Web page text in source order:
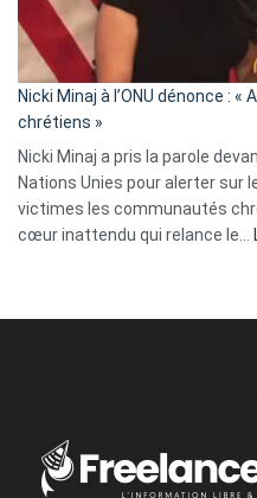
Nicki Minaj à l’ONU dénonce :
chrétiens »
Nicki Minaj a pris la parole
Nations Unies pour alerter sur
victimes les communautés
cœur inattendu qui relance le…